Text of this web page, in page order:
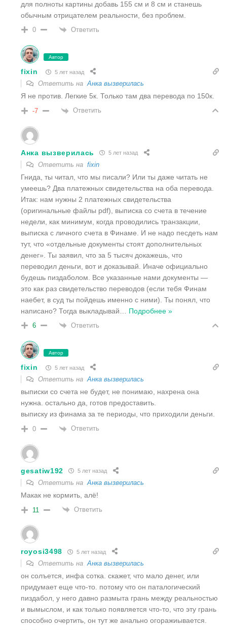
для полноты картины добавь 155 см и 8 см и станешь
обычным отрицателем реальности, без проблем.
0 Ответить
Автор
fixin 5 лет назад
Ответить наАнка вызверилась
Я не против. Легкие 5к. Только там два перевода по 150к.
-7 Ответить
Анка вызверилась 5 лет назад
Ответить на fixin
Гнида, ты читал, что мы писали? Или ты даже читать не
умеешь? Два платежных свидетельства на оба перевода.
Итак: нам нужны 2 платежных свидетельства
(оригинальные файлы pdf), выписка со счета в течение
недели, как минимум, когда проводились транзакции,
выписка с личного счета в Финаме. И не надо песдеть нам
тут, что «отдельные документы стоят дополнительных
денег». Ты заявил, что за 5 тысяч докажешь, что
переводил деньги, вот и доказывай. Иначе официально
будешь пиздаболом. Все указанные нами документы —
это как раз свидетельство переводов (если тебя Финам
наебет, в суд ты пойдешь именно с ними). Ты понял, что
написано? Тогда выкладывай
Подробнее »
6 Ответить
Автор
fixin 5 лет назад
Ответить наАнка вызверилась
выписки со счета не будет, не понимаю, нахрена она
нужна. остально да, готов предоставить.
выписку из финама за те периоды, что приходили деньги.
0 Ответить
gesatiw192 5 лет назад
Ответить на Анка вызверилась
Макак не кормить, алё!
11 Ответить
royosi3498 5 лет назад
Ответить наАнка вызверилась
он солъется, инфа сотка. скажет, что мало денег, или
придумает еще что-то. потому что он паталогический
пиздабол, у него давно размыта грань между реальностью
и вымыслом, и как только появляется что-то, что эту грань
способно очертить, он тут же анально огоражиывается.